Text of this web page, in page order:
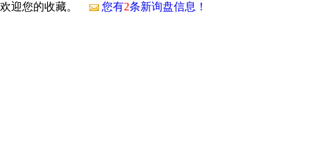
欢迎您的收藏。 您有2条新询盘信息！